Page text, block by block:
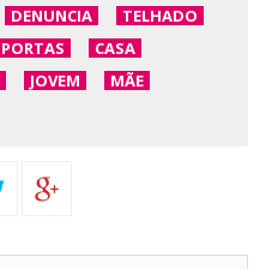
DENUNCIA
TELHADO
PORTAS
CASA
JOVEM
MÃE